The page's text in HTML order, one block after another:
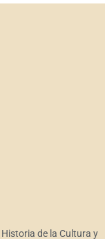
de la Cultura y